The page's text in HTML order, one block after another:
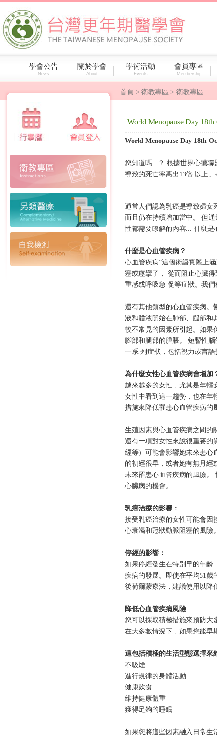
學會公告
News
關於學會
About
學術活動
Events
會員專區
Membership
首頁 > 衛教專區 > 衛教專區
World Menopause Day
World Menopause Day 18th
您知道嗎...？ 根據世界⼼臟聯
導致的死亡率⾼出13倍 以上
通常⼈們認為乳癌是導致婦⼥
⽽且仍在持續增加當中。 但
性都需要瞭解的內容... 什麼是
什麼是⼼⾎管疾病？
⼼⾎管疾病”這個術語實際上
塞或痙攣了， 從⽽阻⽌⼼臟
重感或呼吸急 促等症狀。我
還有其他類型的⼼⾎管疾病。
液和體液開始在肺部、腿部和
較不常⾒的因素所引起。如果
腳部和腿部的腫脹。 短暫性
⼀系 列症狀，包括視⼒或⾔
為什麼⼥性⼼⾎管疾病會增加
越來越多的⼥性，尤其是年輕
⼥性中看到這⼀趨勢，也在年
措施來降低罹患⼼⾎管疾病的
⽣殖因素與⼼⾎管疾病之間的
還有⼀項對⼥性來說很重要的
經等）可能會影響她未來患⼼
的初經很早，或者她有無⽉經
未來罹患⼼⾎管疾病的⾵險。
⼼臟病的機會。
乳癌治療的影響：
接受乳癌治療的⼥性可能會因
⼼衰竭和冠狀動脈阻塞的⾵險
停經的影響：
如果停經發⽣在特別早的年齡
疾病的發展。即使在平均51歲
後荷爾蒙療法，建議使⽤以降
降低⼼⾎管疾病⾵險
您可以採取積極措施來預防⼤
在⼤多數情況下，如果您能早
這包括積極的⽣活型態選擇來
不吸煙
進⾏規律的⾝體活動
健康飲⻝
維持健康體重
獲得⾜夠的睡眠
如果您將這些因素融⼊⽇常⽣